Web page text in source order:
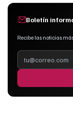
Boletín
Recibe las noticias